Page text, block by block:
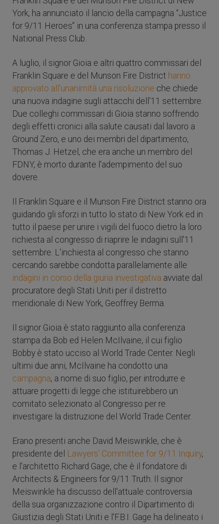
York, ha annunciato il lancio della campagna “Justice
for 9/11 Heroes” in una conferenza stampa presso il
National Press Club.
A luglio, il signor Gioia e altri quattro commissari del
Franklin Square e del Munson Fire District hanno
approvato all'unanimità una risoluzione che chiede
una nuova indagine sugli attacchi dell'11 settembre.
Due colleghi commissari di Gioia stanno soffrendo
degli effetti cronici alla salute causati dal lavoro a
Ground Zero, e uno dei membri del dipartimento,
Thomas J. Hetzel, che era anche un membro del
FDNY, è morto durante l'adempimento del suo
dovere.
Il Franklin Square e il Munson Fire District stanno ora
guidando gli sforzi in tutto lo stato di New York ed in
tutto il paese per unire i vigili del fuoco dietro la loro
richiesta al congresso di riaprire le indagini sull'11
settembre. L'inchiesta al congresso che stanno
cercando sarebbe condotta parallelamente alle
indagini in corso della giuria investigativa avviate dal
procuratore degli Stati Uniti per il distretto
meridionale di New York, Geoffrey Berma.
Il signor Gioia è stato raggiunto alla conferenza
stampa da Bob ed Helen McIlvaine, il cui figlio
Bobby è stato ucciso al World Trade Center. Negli
ultimi due anni, McIlvaine ha condotto una
campagna, a nome di suo figlio, per introdurre e
attuare progetti di legge che istituirebbero un
comitato selezionato al Congresso per re
investigare la distruzione del World Trade Center.
Erano presenti anche David Meiswinkle, che è
presidente del Lawyers’ Committee for 9/11 Inquiry,
e l'architetto Richard Gage, che è il fondatore di
Architects & Engineers for 9/11 Truth. Il signor
Meiswinkle ha discusso dell'attuale controversia
della sua organizzazione contro il Dipartimento di
Giustizia degli Stati Uniti e l'F.B.I. Gage ha delineato i